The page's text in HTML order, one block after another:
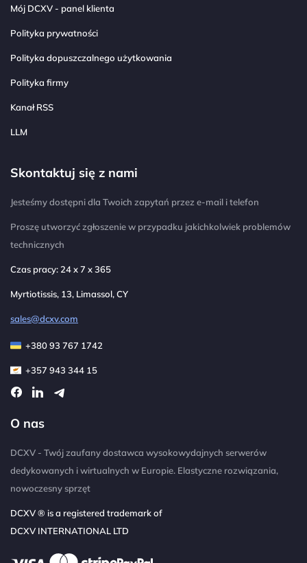
Mój DCXV - panel klienta
Polityka prywatności
Polityka dopuszczalnego użytkowania
Polityka firmy
Kanał RSS
LLM
Skontaktuj się z nami
Jesteśmy dostępni dla Twoich zapytań przez e-mail i telefon
Proszę utworzyć zgłoszenie w przypadku jakichkolwiek problemów
technicznych
Czas pracy: 24 x 7 x 365
Myrtiotissis, 13, Limassol, CY
sales@dcxv.com
+380 93 767 1742
+357 943 344 15
O nas
DCXV - Twój zaufany dostawca wysokowydajnych serwerów
dedykowanych i wirtualnych w Europie. Elastyczne rozwiązania,
nowoczesny sprzęt
DCXV ® is a registered trademark of
DCXV INTERNATIONAL LTD